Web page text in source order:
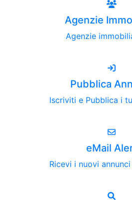
Agenzie
Agenzie
Pubblica
Iscriviti e Pubblica i
eMail
Ricevi i nuovi